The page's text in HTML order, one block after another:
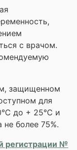
с врачом.
защищенном
для
до + 25°С и
не более 75%.
регистрации №